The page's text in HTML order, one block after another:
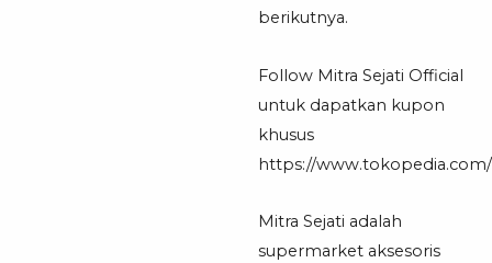
berikutnya.
Follow Mitra Sejati Official
untuk dapatkan kupon
khusus
https://
Mitra Sejati adalah
supermarket aksesoris